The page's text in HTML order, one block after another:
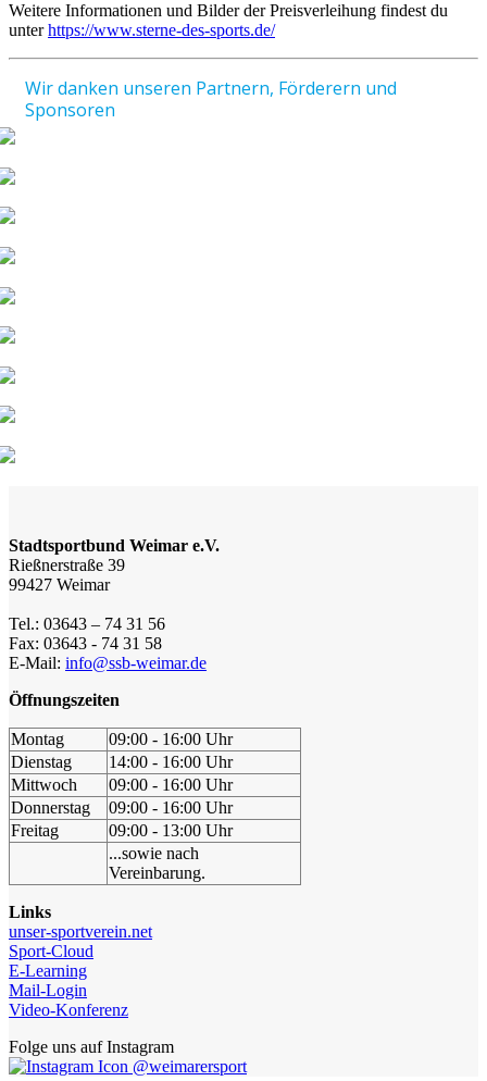
Weitere Informationen und Bilder der Preisverleihung findest du
unterhttps://www.sterne-des-sports.de/
Wir danken unseren Partnern, Förderern und
Sponsoren
Stadtsportbund Weimar e.V.
Rießnerstraße 39
99427 Weimar
Tel.: 03643 – 74 31 56
Fax: 03643 - 74 31 58
E-Mail: info@ssb-weimar.de
Öffnungszeiten
Montag
09:00 - 16:00 Uhr
Dienstag
14:00 - 16:00 Uhr
Mittwoch
09:00 - 16:00 Uhr
Donnerstag
09:00 - 16:00 Uhr
Freitag
09:00 - 13:00 Uhr
...sowie nach
Vereinbarung.
Links
unser-sportverein.net
Sport-Cloud
E-Learning
Mail-Login
Video-Konferenz
Folge uns auf Instagram
@weimarersport